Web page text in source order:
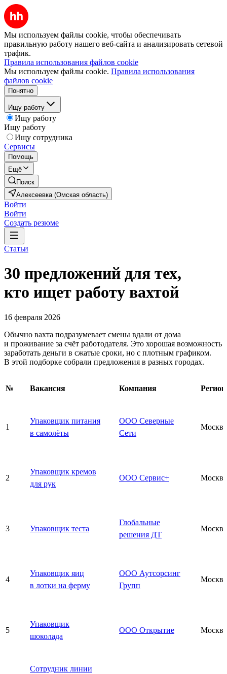
Мы используем файлы cookie, чтобы обеспечивать
правильную работу нашего веб-сайта и анализировать сетевой
трафик.
Правила использования файлов cookie
Мы используем файлы cookie. Правила использования
файлов cookie
Понятно
Ищу работу
Ищу работу
Ищу работу
Ищу сотрудника
Сервисы
Помощь
Ещё
Поиск
Алексеевка (Омская область)
Войти
Войти
Создать резюме
Статьи
30 предложений для тех,
кто ищет работу вахтой
16 февраля 2026
Обычно вахта подразумевает смены вдали от дома
и проживание за счёт работодателя. Это хорошая возможность
заработать деньги в сжатые сроки, но с плотным графиком.
В этой подборке собрали предложения в разных городах.
№ Вакансия Компания Регион
1
Упаковщик питания
в самолёты
ООО Северные
Сети
Москва
2
Упаковщик кремов
для рук
ООО Сервис+ Москва
3 Упаковщик теста
Глобальные
решения ДТ
Москва
4
Упаковщик яиц
в лотки на ферму
ООО Аутсорсинг
Групп
Москва
5
Упаковщик
шоколада
ООО Открытие Москва
Сотрудник линии